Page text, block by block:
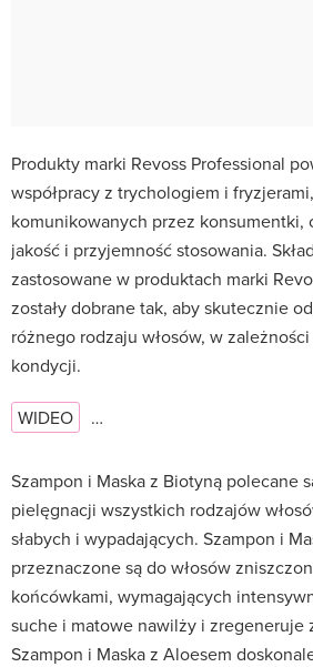
Produkty marki Revoss Professional
współpracy z trychologiem i
komunikowanych przez konsumentki,
jakość i przyjemność stosowania.
zastosowane w produktach marki
zostały dobrane tak, aby skutecznie
różnego rodzaju włosów, w
kondycji.
WIDEO …
Szampon i Maska z Biotyną polecane
pielęgnacji wszystkich rodzajów
słabych i wypadających. Szampon i
przeznaczone są do włosów
końcówkami, wymagających
suche i matowe nawilży i zregeneruje
Szampon i Maska z Aloesem